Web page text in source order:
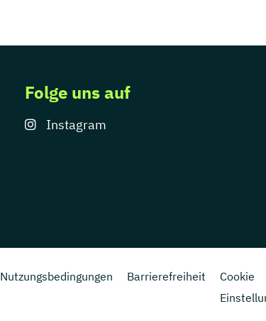
Folge uns auf
Instagram
Nutzungsbedingungen Barrierefreiheit
Cookie